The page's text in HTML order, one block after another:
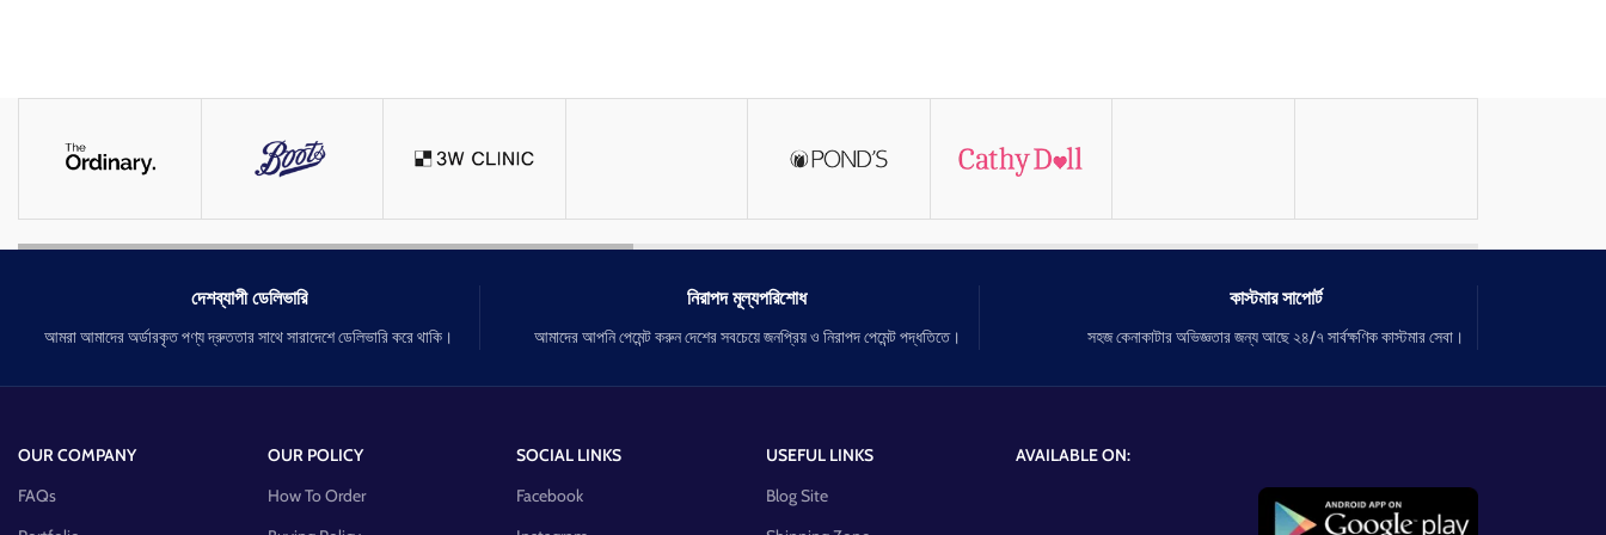
দেশব্যাপী ডেলিভারি
আমরা আমাদের অর্ডারকৃত পণ্য দ্রুততার সাথে সারাদেশে ডেলিভারি করে থাকি।
নিরাপদ মূল্যপরিশোধ
আমাদের আপনি পেমেন্ট করুন দেশের সবচেয়ে জনপ্রিয় ও নিরাপদ পেমেন্ট পদ্ধতিতে।
কাস্টমার সাপোর্ট
সহজ কেনাকাটার অভিজ্ঞতার জন্য আছে ২৪/৭ সার্বক্ষণিক কাস্টমার সেবা।
OUR COMPANY
FAQs
OUR POLICY
How To Order
SOCIAL LINKS
Facebook
USEFUL LINKS
Blog Site
AVAILABLE ON: